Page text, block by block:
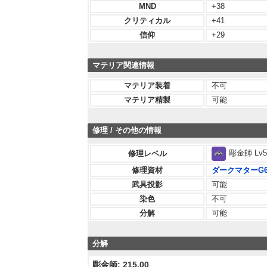
MND
+38
クリティカル
+41
信仰
+29
マテリア関連情報
マテリア装着
不可
マテリア精製
可能
修理 / その他の情報
修理レベル
彫金師
修理資材
ダークマター
武具投影
可能
染色
不可
分解
可能
分解
彫金師: 215.00